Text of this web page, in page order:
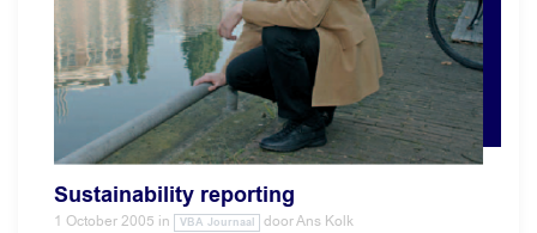
Sustainability reporting
1 October 2005 in VBA Journaal doorAns Kolk